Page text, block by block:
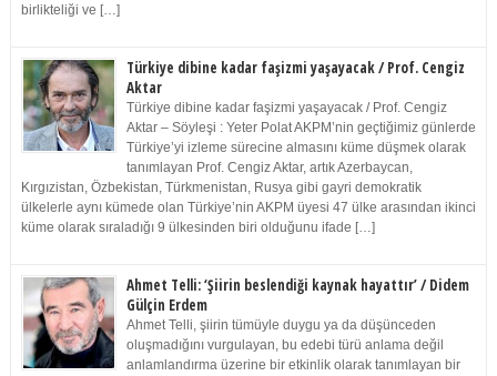
birlikteliği ve […]
Türkiye dibine kadar faşizmi yaşayacak / Prof. Cengiz
Aktar
Türkiye dibine kadar faşizmi yaşayacak / Prof. Cengiz
Aktar – Söyleşi : Yeter Polat AKPM’nin geçtiğimiz günlerde
Türkiye’yi izleme sürecine almasını küme düşmek olarak
tanımlayan Prof. Cengiz Aktar, artık Azerbaycan,
Kırgızistan, Özbekistan, Türkmenistan, Rusya gibi gayri demokratik
ülkelerle aynı kümede olan Türkiye’nin AKPM üyesi 47 ülke arasından ikinci
küme olarak sıraladığı 9 ülkesinden biri olduğunu ifade […]
Ahmet Telli: ‘Şiirin beslendiği kaynak hayattır’ / Didem
Gülçin Erdem
Ahmet Telli, şiirin tümüyle duygu ya da düşünceden
oluşmadığını vurgulayan, bu edebi türü anlama değil
anlamlandırma üzerine bir etkinlik olarak tanımlayan bir